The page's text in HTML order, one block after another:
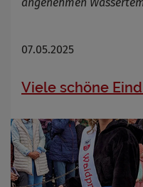
07.05.2025
Viele schöne